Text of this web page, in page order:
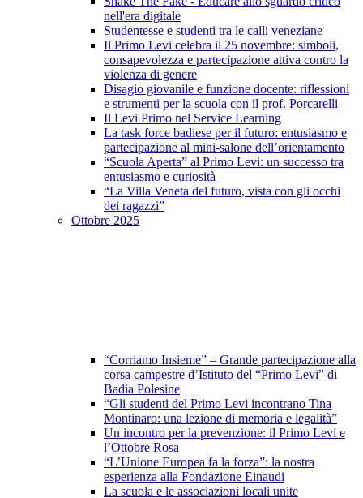
nell'era digitale
Studentesse e studenti tra le calli veneziane
Il Primo Levi celebra il 25 novembre: simboli,
consapevolezza e partecipazione attiva contro la
violenza di genere
Disagio giovanile e funzione docente: riflessioni
e strumenti per la scuola con il prof. Porcarelli
Il Levi Primo nel Service Learning
La task force badiese per il futuro: entusiasmo e
partecipazione al mini-salone dell’orientamento
“Scuola Aperta” al Primo Levi: un successo tra
entusiasmo e curiosità
“La Villa Veneta del futuro, vista con gli occhi
dei ragazzi”
Ottobre 2025
“Corriamo Insieme” – Grande partecipazione alla
corsa campestre d’Istituto del “Primo Levi” di
Badia Polesine
“Gli studenti del Primo Levi incontrano Tina
Montinaro: una lezione di memoria e legalità”
Un incontro per la prevenzione: il Primo Levi e
l’Ottobre Rosa
“L’Unione Europea fa la forza”: la nostra
esperienza alla Fondazione Einaudi
La scuola e le associazioni locali unite